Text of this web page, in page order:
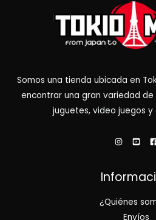
Somos una tienda ubicada en
encontrar una gran variedad
juguetes, video juegos
¿Quiénes
Envíos